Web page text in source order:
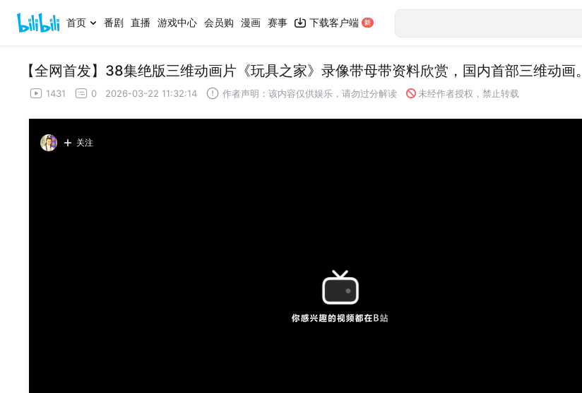
首页 番剧 直播 游戏中心 会员购 漫画 赛事 下载客户端
【全网首发】38集绝版三维动画片《玩具之家》录像带母带资料欣赏，国内首部三维动画。
1431 0 2026-03-22 11:32:14 作者声明：该内容仅供娱乐，请勿过分解读 未经作者授权，禁止转载
关注